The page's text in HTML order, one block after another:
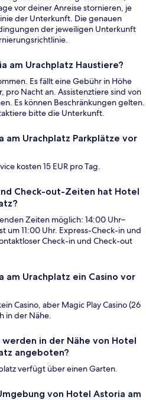
vor deiner Anreise stornieren, je
der Unterkunft. Die genauen
der jeweiligen Unterkunft
am Urachplatz Haustiere?
Es fällt eine Gebühr in Höhe
pro Nacht an. Assistenztiere sind von
Es können Beschränkungen gelten.
bitte die Unterkunft.
am Urachplatz Parkplätze vor
kosten 15 EUR pro Tag.
Check-out-Zeiten hat Hotel
Zeiten möglich: 14:00 Uhr–
um 11:00 Uhr. Express-Check-in und
Check-in und Check-out
Urachplatz ein Casino vor
Casino, aber Magic Play Casino (26
in der Nähe.
in der Nähe von Hotel
angeboten?
verfügt über einen Garten.
von Hotel Astoria am